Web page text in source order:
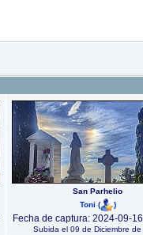
San Parhelio
Toni ( )
Fecha de captura: 2024-09-
Subida el 09 de Diciembre